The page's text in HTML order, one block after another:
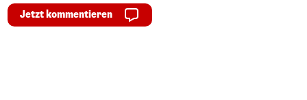
Jetzt kommentieren